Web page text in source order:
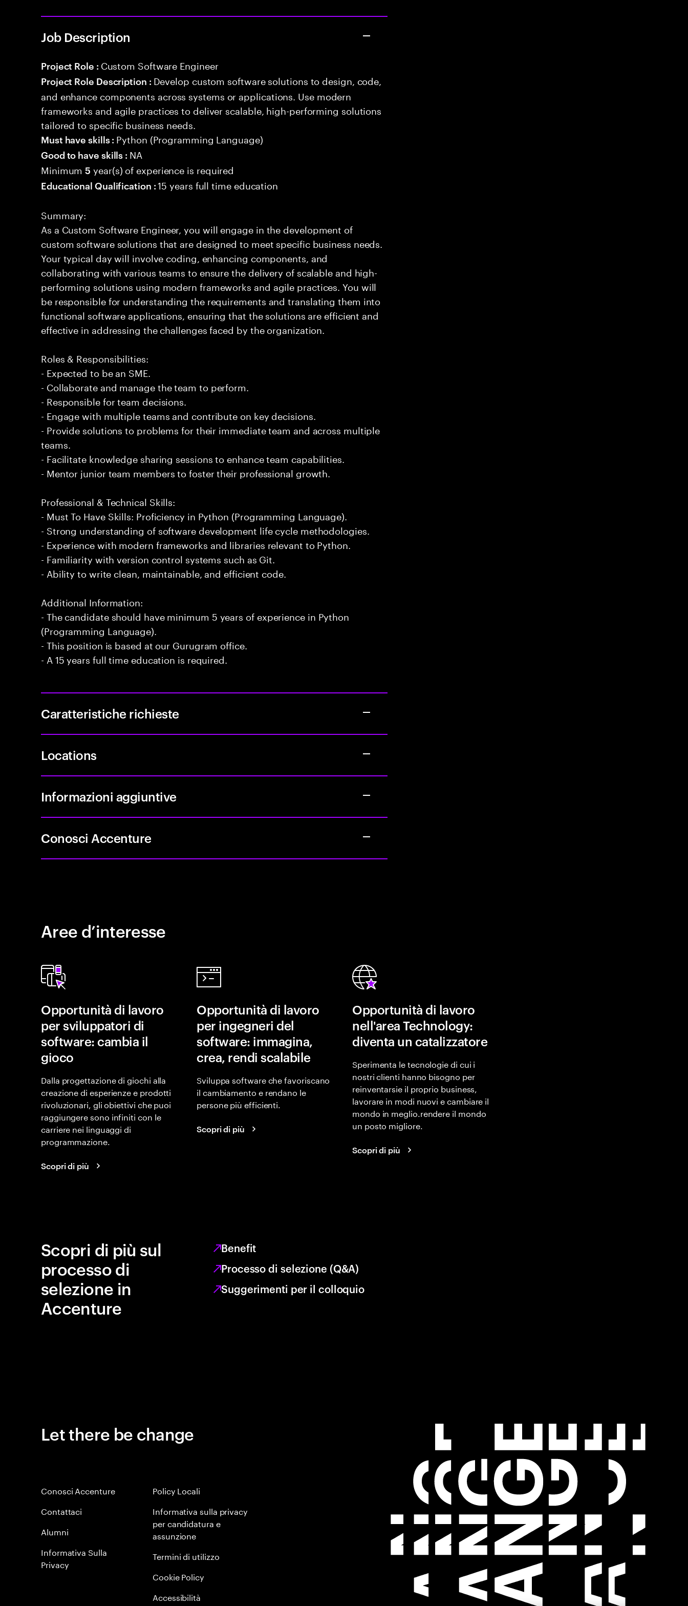
Job Description
Project Role : Custom Software Engineer
Project Role Description : Develop custom software solutions to design, code,
and enhance components across systems or applications. Use modern
frameworks and agile practices to deliver scalable, high-performing solutions
tailored to specific business needs.
Must have skills : Python (Programming Language)
Good to have skills : NA
Minimum5 year(s) of experience is required
Educational Qualification :15 years full time education
Summary:
As a Custom Software Engineer, you will engage in the development of
custom software solutions that are designed to meet specific business needs.
Your typical day will involve coding, enhancing components, and
collaborating with various teams to ensure the delivery of scalable and high-
performing solutions using modern frameworks and agile practices. You will
be responsible for understanding the requirements and translating them into
functional software applications, ensuring that the solutions are efficient and
effective in addressing the challenges faced by the organization.
Roles & Responsibilities:
- Expected to be an SME.
- Collaborate and manage the team to perform.
- Responsible for team decisions.
- Engage with multiple teams and contribute on key decisions.
- Provide solutions to problems for their immediate team and across multiple
teams.
- Facilitate knowledge sharing sessions to enhance team capabilities.
- Mentor junior team members to foster their professional growth.
Professional & Technical Skills:
- Must To Have Skills: Proficiency in Python (Programming Language).
- Strong understanding of software development life cycle methodologies.
- Experience with modern frameworks and libraries relevant to Python.
- Familiarity with version control systems such as Git.
- Ability to write clean, maintainable, and efficient code.
Additional Information:
- The candidate should have minimum 5 years of experience in Python
(Programming Language).
- This position is based at our Gurugram office.
- A 15 years full time education is required.
Caratteristiche richieste
Locations
Informazioni aggiuntive
Conosci Accenture
Aree d’interesse
Opportunità di lavoro
per sviluppatori di
software: cambia il
gioco
Dalla progettazione di giochi alla
creazione di esperienze e prodotti
rivoluzionari, gli obiettivi che puoi
raggiungere sono infiniti con le
carriere nei linguaggi di
programmazione.
Scopri di più
Opportunità di lavoro
per ingegneri del
software: immagina,
crea, rendi scalabile
Sviluppa software che favoriscano
il cambiamento e rendano le
persone più efficienti.
Scopri di più
Opportunità di lavoro
nell'area Technology:
diventa un catalizzatore
Sperimenta le tecnologie di cui i
nostri clienti hanno bisogno per
reinventarsie il proprio business,
lavorare in modi nuovi e cambiare il
mondo in meglio.rendere il mondo
un posto migliore.
Scopri di più
Scopri di più sul
processo di
selezione in
Accenture
Benefit
Processo di selezione (Q&A)
Suggerimenti per il colloquio
Let there be change
Conosci Accenture
Contattaci
Alumni
Informativa Sulla
Privacy
Policy Locali
Informativa sulla privacy
per candidatura e
assunzione
Termini di utilizzo
Cookie Policy
Accessibilità